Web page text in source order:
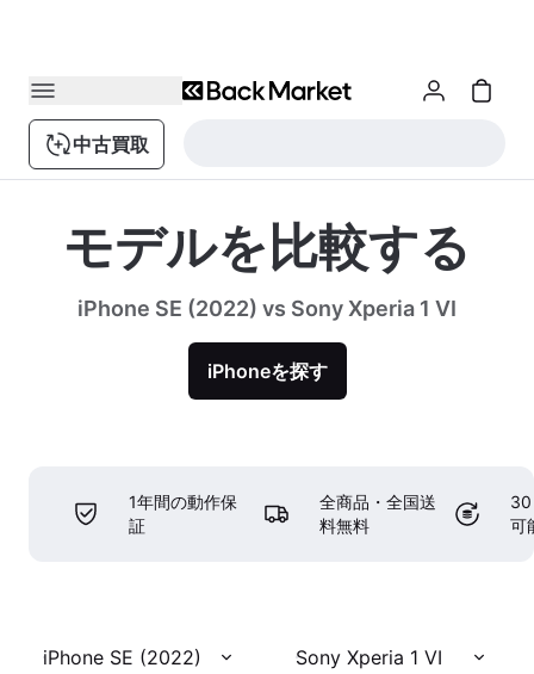
中古買取
モデルを比較する
iPhone SE (2022) vs Sony Xperia 1 VI
iPhoneを探す
1年間の動作保
証
全商品・全国送
料無料
30
可
iPhone SE (2022) Sony Xperia 1 VI